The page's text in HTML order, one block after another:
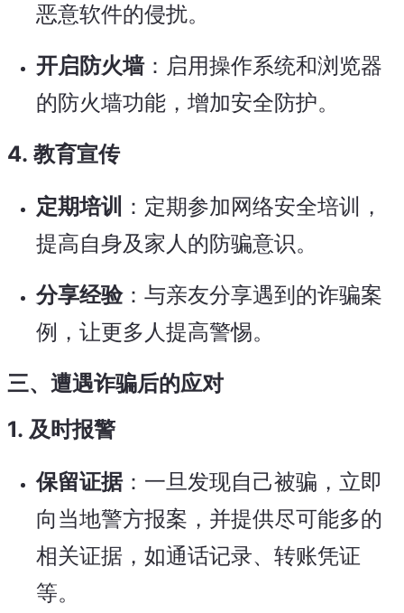
恶意软件的侵扰。
开启防火墙：启用操作系统和浏览器
的防火墙功能，增加安全防护。
4. 教育宣传
定期培训 ：定期参加网络安全培训，
提高自身及家人的防骗意识。
分享经验：与亲友分享遇到的诈骗案
例，让更多人提高警惕。
三、遭遇诈骗后的应对
1. 及时报警
保留证据：一旦发现自己被骗，立即
向当地警方报案，并提供尽可能多的
相关证据，如通话记录、转账凭证
等。